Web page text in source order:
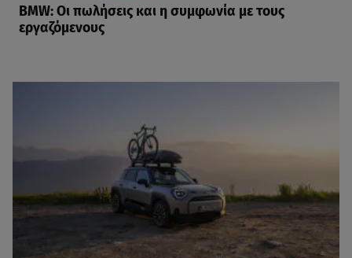
BMW: Οι πωλήσεις και η συμφωνία με τους
εργαζόμενους